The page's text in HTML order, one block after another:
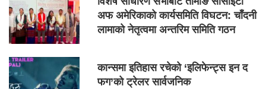
अफ अमेरिकाको कार्यसमिति विघटन: चाँदनी
लामाको नेतृत्वमा अन्तरिम समिति गठन
कान्समा इतिहास रचेको ‘इलिफेन्ट्स इन द
फग’को ट्रेलर सार्वजनिक